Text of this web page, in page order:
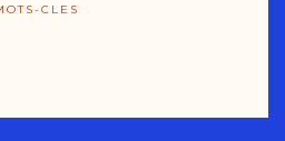
CLES